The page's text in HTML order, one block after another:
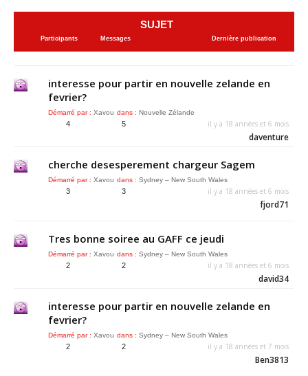
SUJET
Participants Messages Dernière publication
interesse pour partir en nouvelle zelande en
fevrier?
Démarré par : Xavou dans : Nouvelle Zélande
4 5 il y a 18 années et 6 mois
daventure
cherche desesperement chargeur Sagem
Démarré par : Xavou dans : Sydney – New South Wales
3 3 il y a 18 années et 6 mois
fjord71
Tres bonne soiree au GAFF ce jeudi
Démarré par : Xavou dans : Sydney – New South Wales
2 2 il y a 18 années et 6 mois
david34
interesse pour partir en nouvelle zelande en
fevrier?
Démarré par : Xavou dans : Sydney – New South Wales
2 2 il y a 18 années et 7 mois
Ben3813